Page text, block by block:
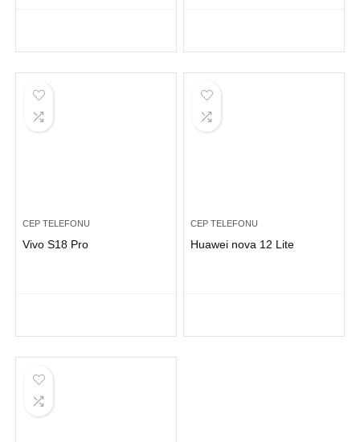
CEP TELEFONU
Vivo S18 Pro
CEP TELEFONU
Huawei nova 12 Lite